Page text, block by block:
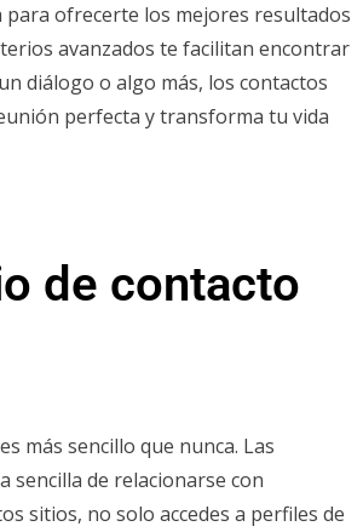
para ofrecerte los mejores resultados
avanzados te facilitan encontrar
diálogo o algo más, los contactos
perfecta y transforma tu vida
de contacto
más sencillo que nunca. Las
sencilla de relacionarse con
sitios, no solo accedes a perfiles de